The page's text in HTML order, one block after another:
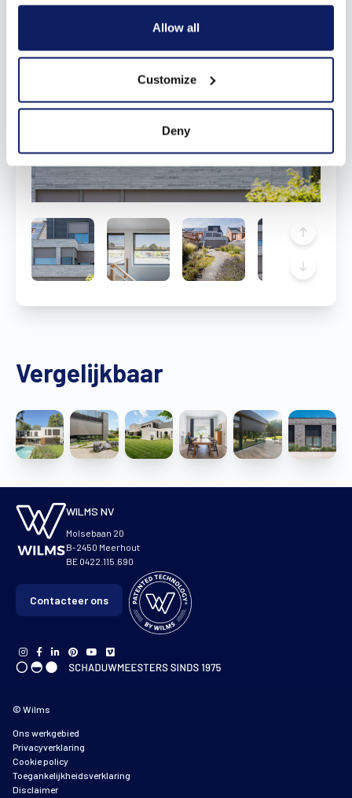
Allow all
Customize
Deny
Vergelijkbaar
WILMS NV
Molsebaan 20
B-2450 Meerhout
BE 0422.115.690
Contacteer ons
© Wilms
Ons werkgebied
Privacyverklaring
Cookie policy
Toegankelijkheidsverklaring
Disclaimer